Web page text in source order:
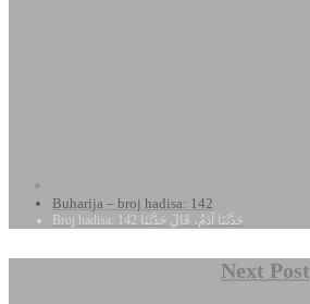
Buharija – broj hadisa: 142
Broj hadisa: 142 حَدَّثَنَا آدَمُ، قَالَ حَدَّثَنَا
Next Post